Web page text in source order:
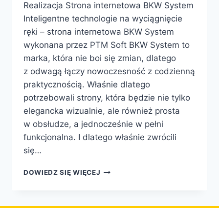
Realizacja Strona internetowa BKW System
Inteligentne technologie na wyciągnięcie
ręki – strona internetowa BKW System
wykonana przez PTM Soft BKW System to
marka, która nie boi się zmian, dlatego
z odwagą łączy nowoczesność z codzienną
praktycznością. Właśnie dlatego
potrzebowali strony, która będzie nie tylko
elegancka wizualnie, ale również prosta
w obsłudze, a jednocześnie w pełni
funkcjonalna. I dlatego właśnie zwrócili
się…
DOWIEDZ SIĘ WIĘCEJ